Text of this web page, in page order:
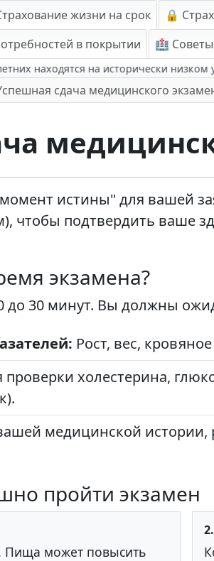
жизни на срок
🔒
в покрытии
🏥
находятся на исторически низком
сдача медицинского
истины" для вашей
чтобы подтвердить ваше
экзамена?
до 30 минут. Вы должны
Рост, вес,
проверки холестерина,
медицинской истории,
пройти экзамен
Пища может повысить